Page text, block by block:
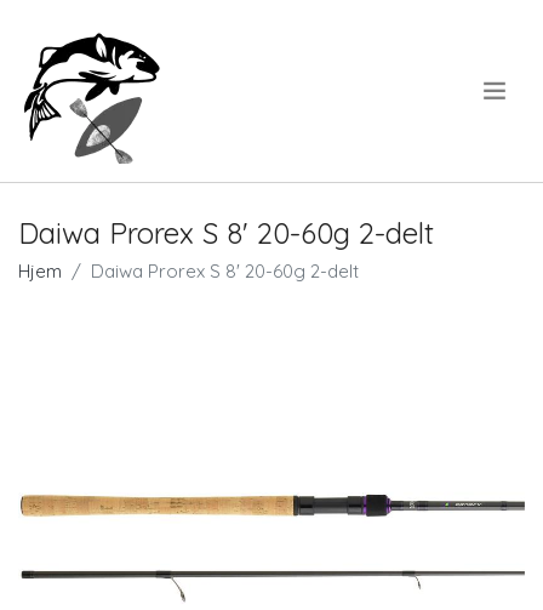
Daiwa Prorex S 8' 20-60g 2-delt
Hjem Daiwa Prorex S 8' 20-60g 2-delt